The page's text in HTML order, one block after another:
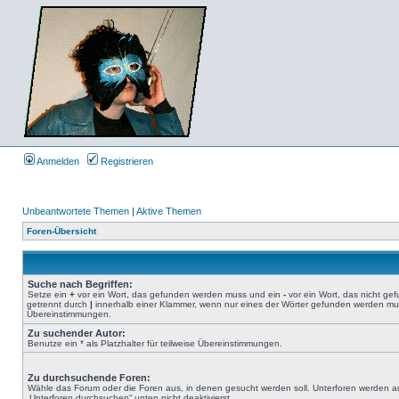
Anmelden Registrieren
Unbeantwortete Themen | Aktive Themen
Foren-Übersicht
Suche nach Begriffen:
Setze ein + vor ein Wort, das gefunden werden muss und ein - vor ein Wort, das nicht
getrennt durch | innerhalb einer Klammer, wenn nur eines der Wörter gefunden werden
Übereinstimmungen.
Zu suchender Autor:
Benutze ein * als Platzhalter für teilweise Übereinstimmungen.
Zu durchsuchende Foren:
Wähle das Forum oder die Foren aus, in denen gesucht werden soll. Unterforen werden